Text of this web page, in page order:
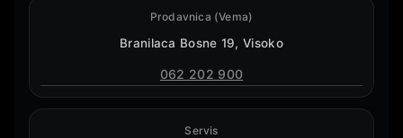
Prodavnica (Vema)
Branilaca Bosne 19, Visoko
062 202 900
Servis